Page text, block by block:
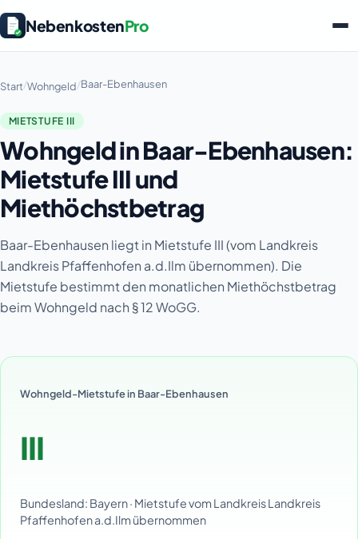
NebenkostenPro
Start/Wohngeld/Baar-Ebenhausen
MIETSTUFE III
Wohngeld in Baar-Ebenhausen:
Mietstufe III und
Miethöchstbetrag
Baar-Ebenhausen liegt in Mietstufe III (vom Landkreis
Landkreis Pfaffenhofen a.d.Ilm übernommen). Die
Mietstufe bestimmt den monatlichen Miethöchstbetrag
beim Wohngeld nach § 12 WoGG.
Wohngeld-Mietstufe in Baar-Ebenhausen
III
Bundesland: Bayern · Mietstufe vom Landkreis Landkreis
Pfaffenhofen a.d.Ilm übernommen